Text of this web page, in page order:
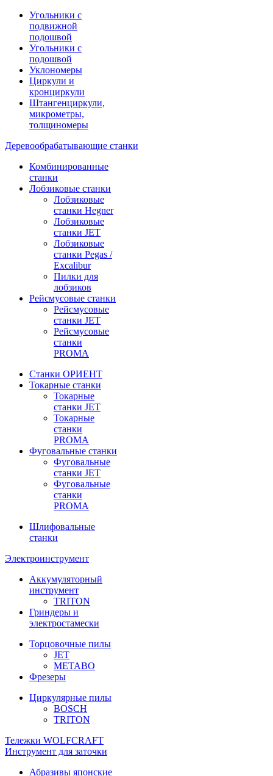
Угольники с
подвижной
подошвой
Угольники с
подошвой
Уклономеры
Циркули и
кронциркули
Штангенциркули,
микрометры,
толщиномеры
Деревообрабатывающие станки
Комбинированные
станки
Лобзиковые станки
Лобзиковые
станки Hegner
Лобзиковые
станки JET
Лобзиковые
станки Pegas /
Excalibur
Пилки для
лобзиков
Рейсмусовые станки
Рейсмусовые
станки JET
Рейсмусовые
станки
PROMA
Станки ОРИЕНТ
Токарные станки
Toкарные
станки JET
Токарные
станки
PROMA
Фуговальные станки
Фуговальные
станки JET
Фуговальные
станки
PROMA
Шлифовальные
станки
Электроинструмент
Аккумуляторный
инструмент
TRITON
Гриндеры и
электростамески
Торцовочные пилы
JET
METABO
Фрезеры
Циркулярные пилы
BOSCH
TRITON
Тележки WOLFCRAFT
Инструмент для заточки
Абразивы японские